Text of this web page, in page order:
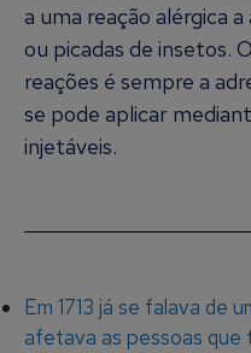
a uma reação alérgica
ou picadas de insetos.
reações é sempre a
se pode aplicar
injetáveis.
Em 1713 já se falava de
afetava as pessoas que